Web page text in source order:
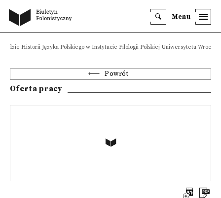
Menu
Historii Języka Polskiego w Instytucie Filologii Polskiej Uniwersytetu
Powrót
Oferta pracy